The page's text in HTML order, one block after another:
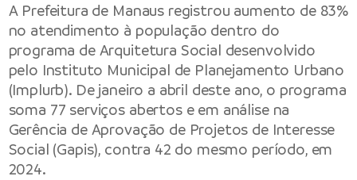
A Prefeitura de Manaus registrou aumento de 83%
no atendimento à população dentro do
programa de Arquitetura Social desenvolvido
pelo Instituto Municipal de Planejamento Urbano
(Implurb). De janeiro a abril deste ano, o programa
soma 77 serviços abertos e em análise na
Gerência de Aprovação de Projetos de Interesse
Social (Gapis), contra 42 do mesmo período, em
2024.